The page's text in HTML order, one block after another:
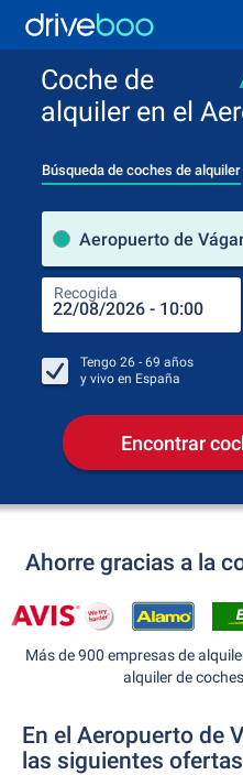
Coche de
alquiler en el
Búsqueda de coches de alquiler
Aeropuerto de
Recogida
Tengo 26 - 69 años
y vivo en España
Encontrar
Ahorre gracias a la
Más de 900 empresas de
alquiler de
En el Aeropuerto de
las siguientes